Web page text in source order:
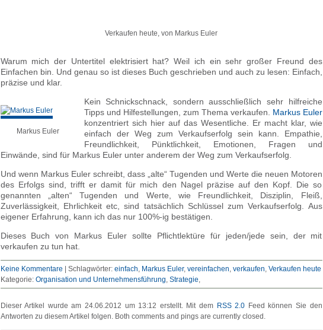
Verkaufen heute, von Markus Euler
Warum mich der Untertitel elektrisiert hat? Weil ich ein sehr großer Freund des
Einfachen bin. Und genau so ist dieses Buch geschrieben und auch zu lesen: Einfach,
präzise und klar.
Markus Euler
Kein Schnickschnack, sondern ausschließlich sehr hilfreiche
Tipps und Hilfestellungen, zum Thema verkaufen. Markus Euler
konzentriert sich hier auf das Wesentliche. Er macht klar, wie
einfach der Weg zum Verkaufserfolg sein kann. Empathie,
Freundlichkeit, Pünktlichkeit, Emotionen, Fragen und
Einwände, sind für Markus Euler unter anderem der Weg zum Verkaufserfolg.
Und wenn Markus Euler schreibt, dass „alte“ Tugenden und Werte die neuen Motoren
des Erfolgs sind, trifft er damit für mich den Nagel präzise auf den Kopf. Die so
genannten „alten“ Tugenden und Werte, wie Freundlichkeit, Disziplin, Fleiß,
Zuverlässigkeit, Ehrlichkeit etc, sind tatsächlich Schlüssel zum Verkaufserfolg. Aus
eigener Erfahrung, kann ich das nur 100%-ig bestätigen.
Dieses Buch von Markus Euler sollte Pflichtlektüre für jeden/jede sein, der mit
verkaufen zu tun hat.
Keine Kommentare Schlagwörter: einfach, Markus Euler, vereinfachen, verkaufen, Verkaufen heute
Kategorie: Organisation und Unternehmensführung Strategie
Dieser Artikel wurde am 24.06.2012 um 13:12 erstellt. Mit dem RSS 2.0 Feed können Sie den
Antworten zu diesem Artikel folgen. Both comments and pings are currently closed.